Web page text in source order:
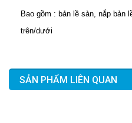
Bao gồm : bản lề sàn, nắp bản
trên/dưới
SẢN PHẨM LIÊN QUAN